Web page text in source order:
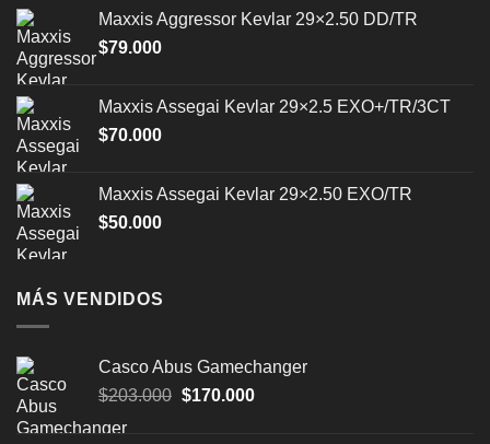
producto
Maxxis Aggressor Kevlar 29×2.50 DD/TR
$79.000
Maxxis Assegai Kevlar 29×2.5 EXO+/TR/3CT
$70.000
Maxxis Assegai Kevlar 29×2.50 EXO/TR
$50.000
MÁS VENDIDOS
Casco Abus Gamechanger
$203.000 El
$170.000El